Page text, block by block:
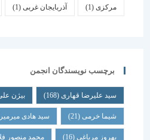
(1) آذربایجان غربی(1) ایلام
برچسب نویسندگان انجمن
سید علیرضا قهاری(168) بیژن علی آبادی(31)
شیما خرمی(21) سید هادی میرمیران(18)
بهروز مرباغی (16) محمد منصور فلامکی (16)